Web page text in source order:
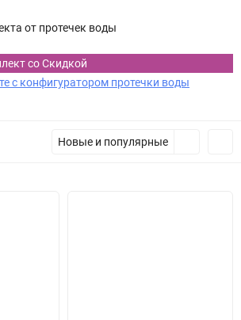
от протечек воды
со Скидкой
с конфигуратором протечки воды
Новые и популярные